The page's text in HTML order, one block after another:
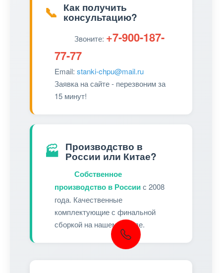
📞 Как получить
консультацию?
Звоните: +7-900-187-
77-77
Email: stanki-chpu@mail.ru
Заявка на сайте - перезвоним за
15 минут!
🏭 Производство в
России или Китае?
Собственное
производство в Россиис 2008
года. Качественные
комплектующие с финальной
сборкой на нашем заводе.